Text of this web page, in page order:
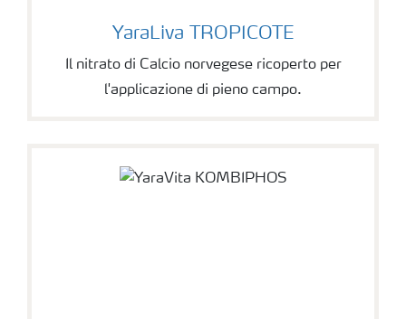
YaraLiva TROPICOTE
Il nitrato di Calcio norvegese ricoperto per
l'applicazione di pieno campo.